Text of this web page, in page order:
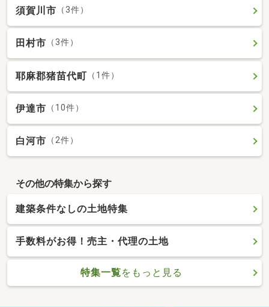
須賀川市 （3件）
田村市 （3件）
耶麻郡猪苗代町 （1件）
伊達市 （10件）
白河市 （2件）
その他の特集から探す
建築条件なしの土地特集
手数料がお得！売主・代理の土地
特集一覧をもっと見る